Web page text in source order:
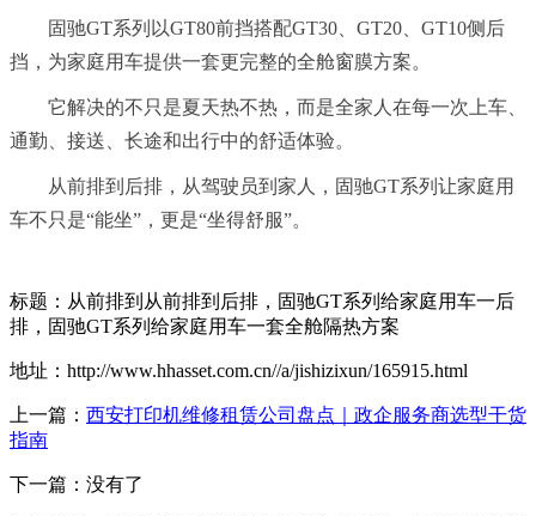
固驰GT系列以GT80前挡搭配GT30、GT20、GT10侧后
挡，为家庭用车提供一套更完整的全舱窗膜方案。
它解决的不只是夏天热不热，而是全家人在每一次上车、
通勤、接送、长途和出行中的舒适体验。
从前排到后排，从驾驶员到家人，固驰GT系列让家庭用
车不只是“能坐”，更是“坐得舒服”。
标题：从前排到从前排到后排，固驰GT系列给家庭用车一后
排，固驰GT系列给家庭用车一套全舱隔热方案
地址：http://www.hhasset.com.cn//a/jishizixun/165915.html
上一篇： 西安打印机维修租赁公司盘点｜政企服务商选型干货
指南
下一篇：没有了